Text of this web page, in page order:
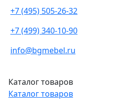
+7 (495) 505-26-32
+7 (499) 340-10-90
info@bgmebel.ru
Каталог товаров
Каталог товаров